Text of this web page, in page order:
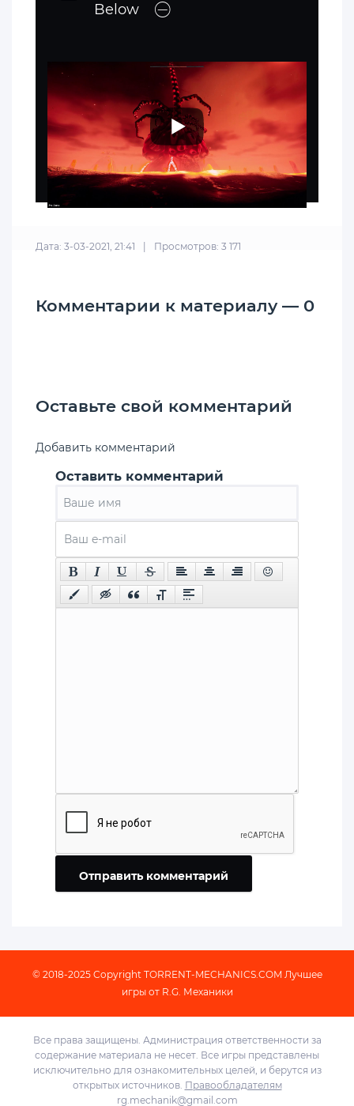
Below
Дата: 3-03-2021, 21:41 Просмотров: 3 171
Комментарии к материалу — 0
Оставьте свой комментарий
Добавить комментарий
Оставить комментарий
Отправить комментарий
© 2018-2025 Copyright TORRENT-MECHANICS.COM Лучшее
игры от R.G. Механики
Все права защищены. Администрация ответственности за
содержание материала не несет. Все игры представлены
исключительно для ознакомительных целей, и берутся из
открытых источников. Правообладателям
rg.mechanik@gmail.com